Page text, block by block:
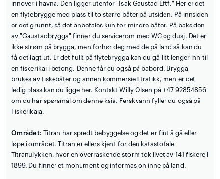
innover i havna. Den ligger utenfor "Isak Gaustad Eftf." Her er det
en flytebrygge med plass til to større båter på utsiden. På innsiden
er det grunnt, så det anbefales kun for mindre båter. På baksiden
av "Gaustadbrygga" finner du servicerom med WC og dusj. Det er
ikke strøm på brygga, men forhør deg med de på land så kan du
få det lagt ut. Er det fullt på flytebrygga kan du gå litt lenger inn til
en fiskerikai i betong. Denne får du også på babord. Brygga
brukes av fiskebåter og annen kommersiell trafikk, men er det
ledig plass kan du ligge her. Kontakt Willy Olsen på +47 92854856
om du har spørsmål om denne kaia. Ferskvann fyller du også på
Fiskerikaia.
Området: Titran har spredt bebyggelse og det er fint å gå eller
løpe i området. Titran er ellers kjent for den katastofale
Titranulykken, hvor en overraskende storm tok livet av 141 fiskere i
1899. Du finner et monument og informasjon inne på land.